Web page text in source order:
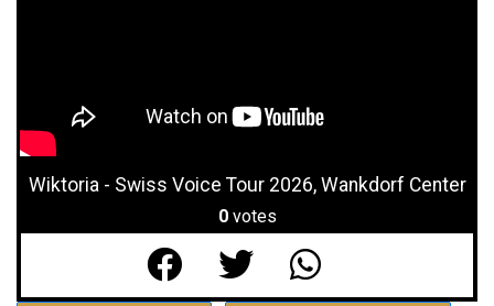
Wiktoria - Swiss Voice Tour 2026, Wankdorf Center
0 votes